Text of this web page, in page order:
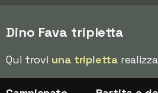
Dino Fava tripletta
Qui trovi una tripletta